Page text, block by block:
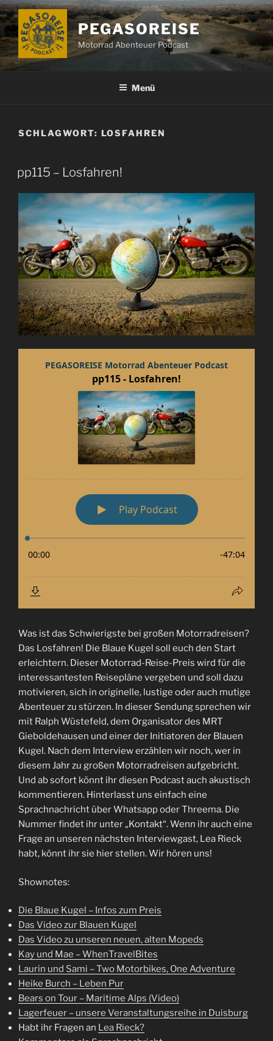
Zum
Inhalt
springen
PEGASOREISE
Motorrad Abenteuer Podcast
Menü
SCHLAGWORT: LOSFAHREN
pp115 – Losfahren!
Was ist das Schwierigste bei großen Motorradreisen?
Das Losfahren! Die Blaue Kugel soll euch den Start
erleichtern. Dieser Motorrad-Reise-Preis wird für die
interessantesten Reisepläne vergeben und soll dazu
motivieren, sich in originelle, lustige oder auch mutige
Abenteuer zu stürzen. In dieser Sendung sprechen wir
mit Ralph Wüstefeld, dem Organisator des MRT
Gieboldehausen und einer der Initiatoren der Blauen
Kugel. Nach dem Interview erzählen wir noch, wer in
diesem Jahr zu großen Motorradreisen aufgebricht.
Und ab sofort könnt ihr diesen Podcast auch akustisch
kommentieren. Hinterlasst uns einfach eine
Sprachnachricht über Whatsapp oder Threema. Die
Nummer findet ihr unter „Kontakt“. Wenn ihr auch eine
Frage an unseren nächsten Interviewgast, Lea Rieck
habt, könnt ihr sie hier stellen. Wir hören uns!
Shownotes:
Die Blaue Kugel – Infos zum Preis
Das Video zur Blauen Kugel
Das Video zu unseren neuen, alten Mopeds
Kay und Mae – WhenTravelBites
Laurin und Sami – Two Motorbikes, One Adventure
Heike Burch – Leben Pur
Bears on Tour – Maritime Alps (Video)
Lagerfeuer – unsere Veranstaltungsreihe in Duisburg
Habt ihr Fragen an Lea Rieck?